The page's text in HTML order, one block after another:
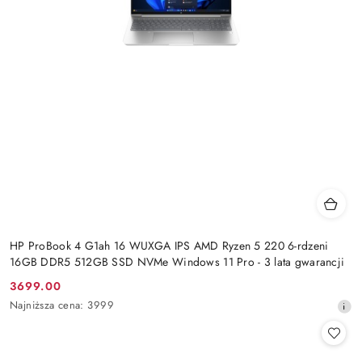
HP ProBook 4 G1ah 16 WUXGA IPS AMD Ryzen 5 220 6-rdzeni
16GB DDR5 512GB SSD NVMe Windows 11 Pro - 3 lata gwarancji
Cena
promocyjna:
3699.00
Najniższa
Najniższa cena: 3999